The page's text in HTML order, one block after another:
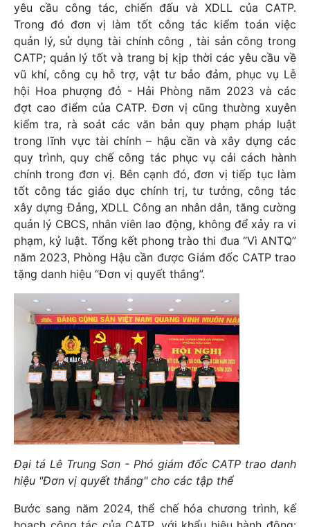
yêu cầu công tác, chiến đấu và XDLL của CATP.
Trong đó đơn vị làm tốt công tác kiểm toán việc
quản lý, sử dụng tài chính công , tài sản công trong
CATP; quản lý tốt và trang bị kịp thời các yêu cầu về
vũ khí, công cụ hỗ trợ, vật tư bảo đảm, phục vụ Lễ
hội Hoa phượng đỏ - Hải Phòng năm 2023 và các
đợt cao điểm của CATP. Đơn vị cũng thường xuyên
kiểm tra, rà soát các văn bản quy phạm pháp luật
trong lĩnh vực tài chính – hậu cần và xây dựng các
quy trình, quy chế công tác phục vụ cải cách hành
chính trong đơn vị. Bên cạnh đó, đơn vị tiếp tục làm
tốt công tác giáo dục chính trị, tư tưởng, công tác
xây dựng Đảng, XDLL Công an nhân dân, tăng cường
quản lý CBCS, nhân viên lao động, không để xảy ra vi
phạm, kỷ luật. Tổng kết phong trào thi đua “Vì ANTQ”
năm 2023, Phòng Hậu cần được Giám đốc CATP trao
tặng danh hiệu “Đơn vị quyết thắng”.
Đại tá Lê Trung Sơn - Phó giám đốc CATP trao danh
hiệu "Đơn vị quyết thắng" cho các tập thể
Bước sang năm 2024, thể chế hóa chương trình, kế